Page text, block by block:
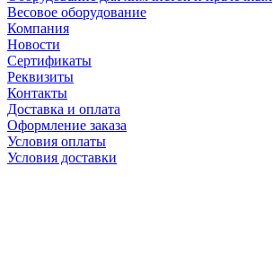
Весовое оборудование
Компания
Новости
Сертификаты
Реквизиты
Контакты
Доставка и оплата
Оформление заказа
Условия оплаты
Условия доставки